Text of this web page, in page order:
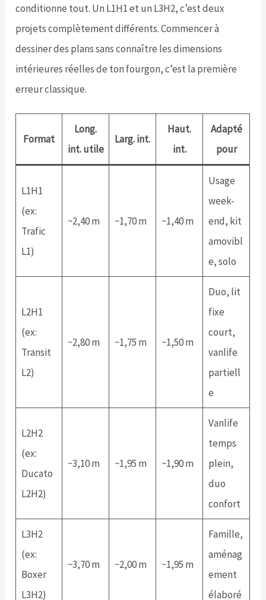
conditionne tout. Un L1H1 et un L3H2, c’est deux
projets complètement différents. Commencer à
dessiner des plans sans connaître les dimensions
intérieures réelles de ton fourgon, c’est la première
erreur classique.
Format
Long.
int. utile
Larg. int.
Haut.
int.
Adapté
pour
L1H1
(ex:
Trafic
L1)
~2,40 m ~1,70 m ~1,40 m
Usage
week-
end, kit
amovibl
e, solo
L2H1
(ex:
Transit
L2)
~2,80 m ~1,75 m ~1,50 m
Duo, lit
fixe
court,
vanlife
partiell
e
L2H2
(ex:
Ducato
L2H2)
~3,10 m ~1,95 m ~1,90 m
Vanlife
temps
plein,
duo
confort
L3H2
(ex:
Boxer
L3H2)
~3,70 m ~2,00 m ~1,95 m
Famille,
aménag
ement
élaboré